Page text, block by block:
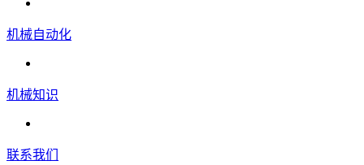
机械自动化
机械知识
联系我们